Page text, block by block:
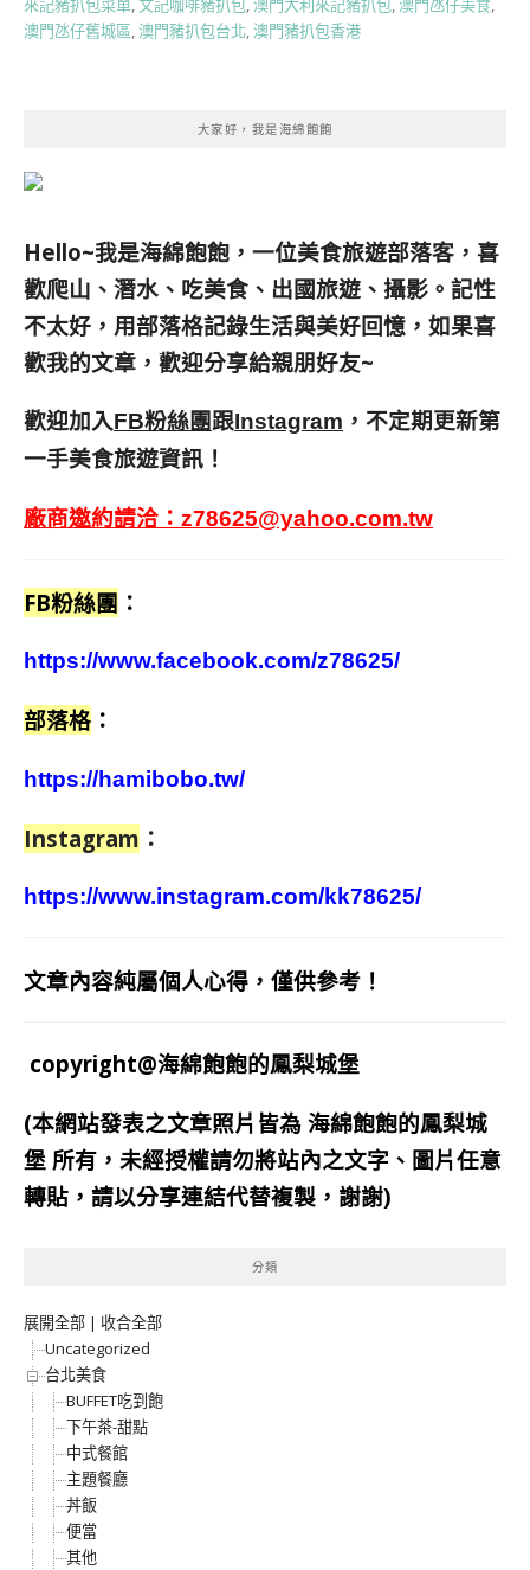
來記豬扒包菜單,文記咖啡豬扒包, 澳門大利來記豬扒包, 澳門氹仔美食,
澳門氹仔舊城區, 澳門豬扒包台北, 澳門豬扒包香港
大家好，我是海綿飽飽
Hello~我是海綿飽飽，一位美食旅遊部落客， 喜
歡爬山、潛水、吃美食、出國旅遊、攝影。 記性
不太好，用部落格記錄生活與美好回憶， 如果喜
歡我的文章，歡迎分享給親朋好友~
歡迎加入FB粉絲團跟Instagram ，不定期更新第
一手美食旅遊資訊！
廠商邀約請洽： z78625@yahoo.com.tw
FB粉絲團 ：
https://www.facebook.com/z78625/
部落格 ：
https://hamibobo.tw/
Instagram ：
https://www.instagram.com/kk78625/
文章內容純屬個人心得，僅供參考！
copyright@海綿飽飽的鳳梨城堡
(本網站發表之文章照片皆為 海綿飽飽的鳳梨城
堡 所有，未經授權請勿將站內之文字、圖片任意
轉貼，請以分享連結代替複製，謝謝)
分類
展開全部 | 收合全部
Uncategorized
台北美食
BUFFET吃到飽
下午茶-甜點
中式餐館
主題餐廳
丼飯
便當
其他